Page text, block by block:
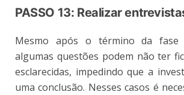
PASSO 13: Realizar
Mesmo após o término da fase
algumas questões podem não ter
esclarecidas, impedindo que a
uma conclusão. Nesses casos é